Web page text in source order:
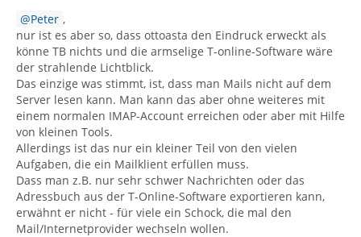
Peter ,
nur ist es aber so, dass ottoasta den Eindruck erweckt als
könne TB nichts und die armselige T-online-Software wäre
der strahlende Lichtblick.
Das einzige was stimmt, ist, dass man Mails nicht auf dem
Server lesen kann. Man kann das aber ohne weiteres mit
einem normalen IMAP-Account erreichen oder aber mit Hilfe
von kleinen Tools.
Allerdings ist das nur ein kleiner Teil von den vielen
Aufgaben, die ein Mailklient erfüllen muss.
Dass man z.B. nur sehr schwer Nachrichten oder das
Adressbuch aus der T-Online-Software exportieren kann,
erwähnt er nicht - für viele ein Schock, die mal den
Mail/Internetprovider wechseln wollen.